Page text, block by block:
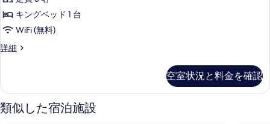
ド
ダ
ル
ー
ム
マ
キングベッド 1 台
WiFi (無料)
詳細
ス
ー
ド
ダ
空室状況と料金を確認
類似した宿泊施設